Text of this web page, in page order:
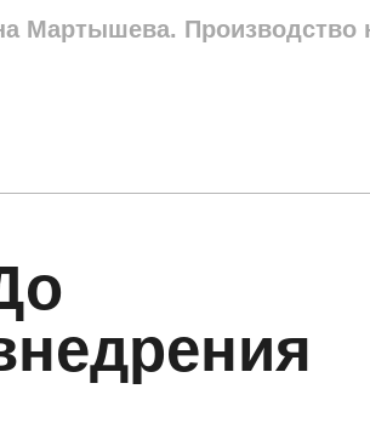
Мартышева. Производство